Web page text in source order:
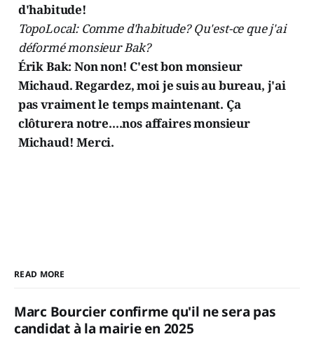
d'habitude!
TopoLocal: Comme d'habitude? Qu'est-ce que j'ai
déformé monsieur Bak?
Érik Bak: Non non! C'est bon monsieur
Michaud. Regardez, moi je suis au bureau, j'ai
pas vraiment le temps maintenant. Ça
clôturera notre....nos affaires monsieur
Michaud! Merci.
READ MORE
Marc Bourcier confirme qu'il ne sera pas
candidat à la mairie en 2025